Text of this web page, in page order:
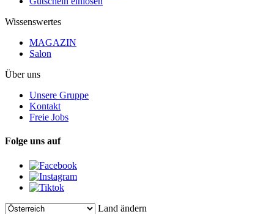
Wissenswertes
MAGAZIN
Salon
Über uns
Unsere Gruppe
Kontakt
Freie Jobs
Folge uns auf
Land ändern